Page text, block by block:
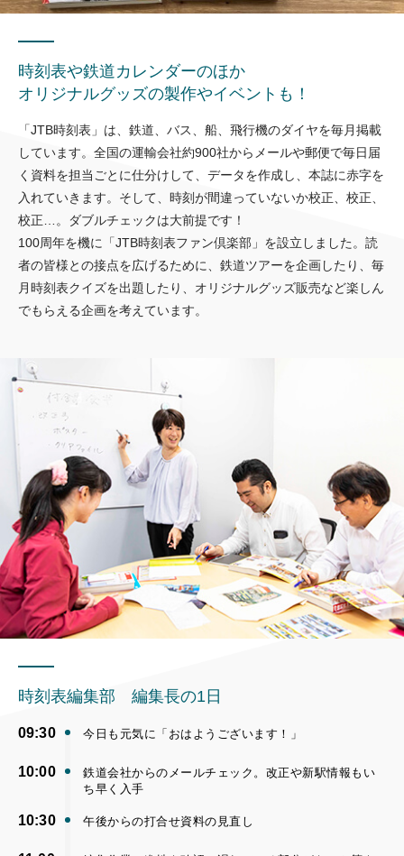
時刻表や鉄道カレンダーのほか
オリジナルグッズの製作やイベントも！
「JTB時刻表」は、鉄道、バス、船、飛行機のダイヤを毎月掲載
しています。全国の運輸会社約900社からメールや郵便で毎日届
く資料を担当ごとに仕分けして、データを作成し、本誌に赤字を
入れていきます。そして、時刻が間違っていないか校正、校正、
校正…。ダブルチェックは大前提です！
100周年を機に「JTB時刻表ファン倶楽部」を設立しました。読
者の皆様との接点を広げるために、鉄道ツアーを企画したり、毎
月時刻表クイズを出題したり、オリジナルグッズ販売など楽しん
でもらえる企画を考えています。
時刻表編集部 編集長の1日
09:30 今日も元気に「おはようございます！」
10:00
鉄道会社からのメールチェック。改正や新駅情報もい
ち早く入手
10:30 午後からの打合せ資料の見直し